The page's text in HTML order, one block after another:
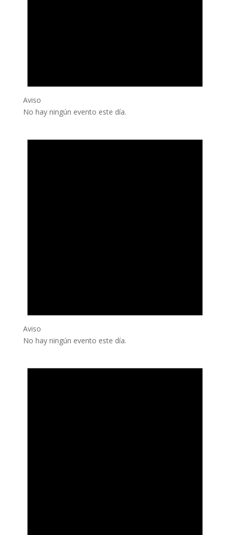
Aviso
No hay ningún evento este día.
Aviso
No hay ningún evento este día.